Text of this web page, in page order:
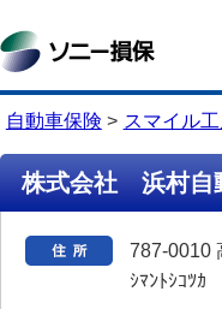
自動車保険 > スマイル
株式会社 浜村
787-0010
ｼﾏﾝﾄｼｺﾂｶ